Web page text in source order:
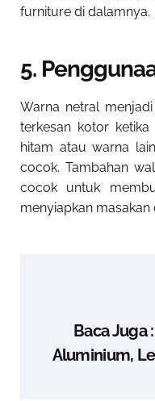
furniture di dalamnya.
5.
Warna netral
terkesan kotor
hitam atau warna
cocok. Tambahan
cocok untuk
menyiapkan masakan
Baca Juga
Aluminium,